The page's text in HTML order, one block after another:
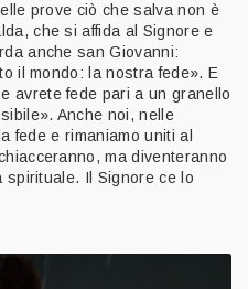
prove ciò che salva non è
che si affida al Signore e
anche san Giovanni:
il mondo: la nostra fede». E
avrete fede pari a un granello
Anche noi, nelle
fede e rimaniamo uniti al
ma diventeranno
Il Signore ce lo